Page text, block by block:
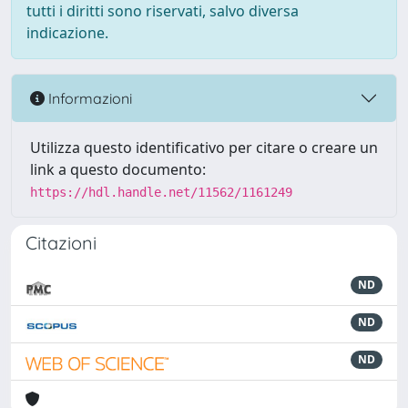
tutti i diritti sono riservati, salvo diversa
indicazione.
Informazioni
Utilizza questo identificativo per citare o creare un
link a questo documento:
https://hdl.handle.net/11562/1161249
Citazioni
ND
ND
ND